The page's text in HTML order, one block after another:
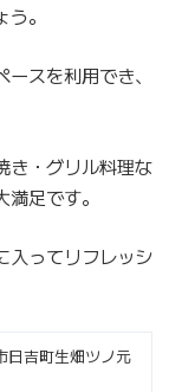
。
スを利用でき、
き・グリル料理な
足です。
入ってリフレッシ
日吉町生畑ツノ元